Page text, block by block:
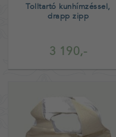
3 190,-
Tolltartó kunhímzéssel,
drapp zipp